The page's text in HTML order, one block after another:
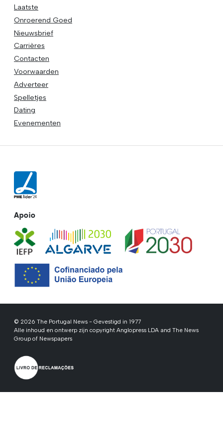
Laatste
Onroerend Goed
Nieuwsbrief
Carrières
Contacten
Voorwaarden
Adverteer
Spelletjes
Dating
Evenementen
Apoio
© 2026 The Portugal News - Gevestigd in 1977
Alle inhoud en ontwerp zijn copyright Anglopress LDA and The News
Group of Newspapers